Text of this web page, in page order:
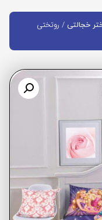
خجالتی / روتختی